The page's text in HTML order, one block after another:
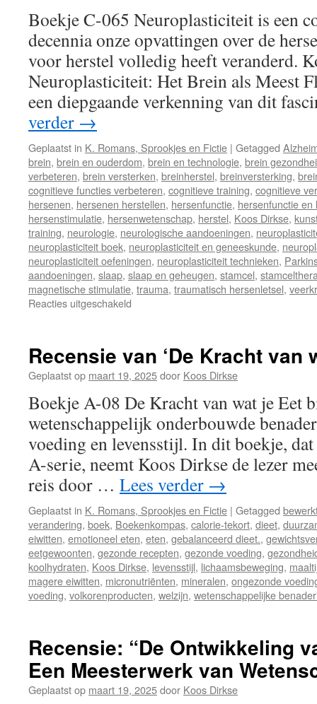
Boekje C-065 Neuroplasticiteit is een
decennia onze opvattingen over de
voor herstel volledig heeft veranderd.
Neuroplasticiteit: Het Brein als Meest
een diepgaande verkenning van dit
verder →
Geplaatst in K. Romans, Sprookjes en Fictie | Getagged
brein, brein en ouderdom, brein en technologie, brein
verbeteren, brein versterken, breinherstel, breinversterking,
cognitieve functies verbeteren, cognitieve training, cognitieve
hersenen, hersenen herstellen, hersenfunctie, hersenfunctie en
hersenstimulatie, hersenwetenschap, herstel, Koos Dirkse,
training, neurologie, neurologische aandoeningen,
neuroplasticiteit boek, neuroplasticiteit en geneeskunde,
neuroplasticiteit oefeningen, neuroplasticiteit technieken,
aandoeningen, slaap, slaap en geheugen, stamcel,
magnetische stimulatie, trauma, traumatisch hersenletsel,
Reacties uitgeschakeld
Brein
als
Flexibele
Orgaan”
Recensie van ‘De Kracht van
Geplaatst op maart 19, 2025door Koos Dirkse
Boekje A-08 De Kracht van wat je Eet
wetenschappelijk onderbouwde
voeding en levensstijl. In dit boekje,
A-serie, neemt Koos Dirkse de lezer
reis door … Lees verder →
Geplaatst in K. Romans, Sprookjes en Fictie | Getagged
verandering, boek, Boekenkompas, calorie-tekort, dieet,
eiwitten, emotioneel eten, eten, gebalanceerd dieet.,
eetgewoonten, gezonde recepten, gezonde voeding,
koolhydraten, Koos Dirkse, levensstijl, lichaamsbeweging,
magere eiwitten, micronutriënten, mineralen, ongezonde
voeding, volkorenproducten, welzijn, wetenschappelijke
Recensie: “De Ontwikkeling
Een Meesterwerk van
Geplaatst op maart 19, 2025door Koos Dirkse